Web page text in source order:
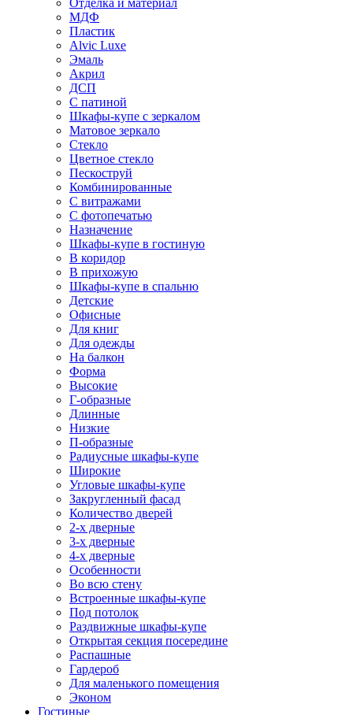
Отделка и материал
МДФ
Пластик
Alvic Luxe
Эмаль
Акрил
ДСП
С патиной
Шкафы-купе с зеркалом
Матовое зеркало
Стекло
Цветное стекло
Пескоструй
Комбинированные
С витражами
С фотопечатью
Назначение
Шкафы-купе в гостиную
В коридор
В прихожую
Шкафы-купе в спальню
Детские
Офисные
Для книг
Для одежды
На балкон
Форма
Высокие
Г-образные
Длинные
Низкие
П-образные
Радиусные шкафы-купе
Широкие
Угловые шкафы-купе
Закругленный фасад
Количество дверей
2-х дверные
3-х дверные
4-х дверные
Особенности
Во всю стену
Встроенные шкафы-купе
Под потолок
Раздвижные шкафы-купе
Открытая секция посередине
Распашные
Гардероб
Для маленького помещения
Эконом
Гостиные